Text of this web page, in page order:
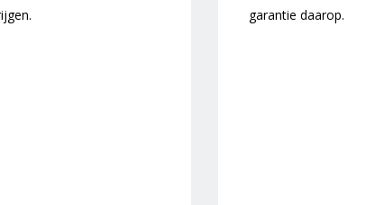
garantie daarop.